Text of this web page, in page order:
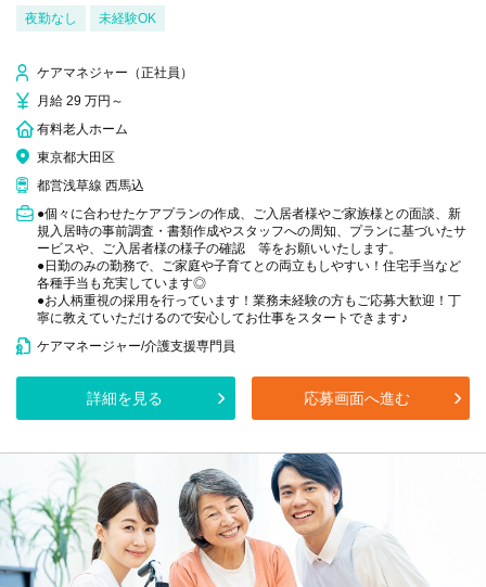
夜勤なし 未経験OK
ケアマネジャー（正社員）
月給 29 万円～
有料老人ホーム
東京都大田区
都営浅草線 西馬込
●個々に合わせたケアプランの作成、ご入居者様やご家族様との面談、新
規入居時の事前調査・書類作成やスタッフへの周知、プランに基づいたサ
ービスや、ご入居者様の様子の確認 等をお願いいたします。
●日勤のみの勤務で、ご家庭や子育てとの両立もしやすい！住宅手当など
各種手当も充実しています◎
●お人柄重視の採用を行っています！業務未経験の方もご応募大歓迎！丁
寧に教えていただけるので安心してお仕事をスタートできます♪
ケアマネージャー/介護支援専門員
詳細を見る 応募画面へ進む